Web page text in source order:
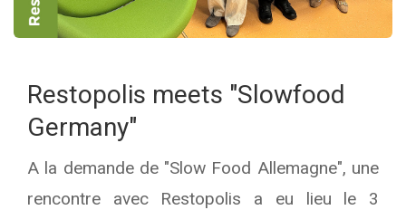
Restopolis meets "Slowfood
Germany"
A la demande de "Slow Food Allemagne", une
rencontre avec Restopolis a eu lieu le 3